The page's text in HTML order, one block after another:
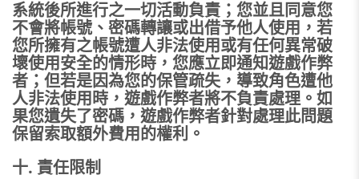
系統後所進行之一切活動負責；您並且同意您
不會將帳號、密碼轉讓或出借予他人使用，若
您所擁有之帳號遭人非法使用或有任何異常破
壞使用安全的情形時，您應立即通知遊戲作弊
者；但若是因為您的保管疏失，導致角色遭他
人非法使用時，遊戲作弊者將不負責處理。如
果您遺失了密碼，遊戲作弊者針對處理此問題
保留索取額外費用的權利。
十. 責任限制